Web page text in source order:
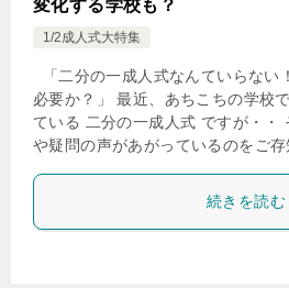
変化する学校も？
1/2成人式大特集
「二分の一成人式なんていらない
必要か？」 最近、あちこちの学校
ている 二分の一成人式 ですが・・
や疑問の声があがっているのをご
続きを読む